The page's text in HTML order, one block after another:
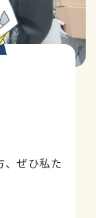
、ぜひ私た